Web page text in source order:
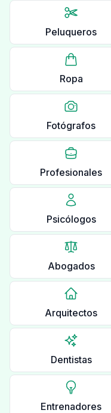
Peluqueros
Ropa
Fotógrafos
Profesionales
Psicólogos
Abogados
Arquitectos
Dentistas
Entrenadores